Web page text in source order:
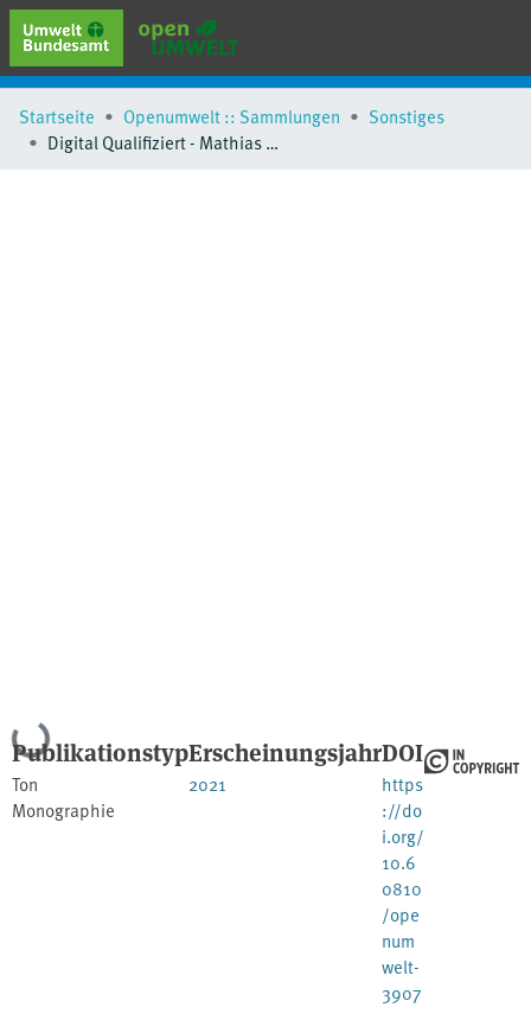
erweiterte Suche
Browse
Startseite Openumwelt :: Sammlungen
Sonstiges
Digital Qualifiziert - Mathias Winde
Lade...
Publikationstyp
Ton
Monographie
Erscheinungsjahr
2021
DOI
https
://do
i.org/
10.6
0810
/ope
num
welt-
3907